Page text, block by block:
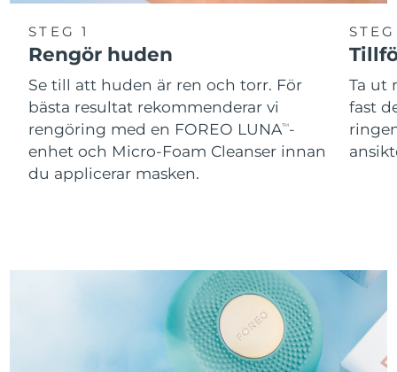
STEG 1
Rengör huden
Se till att huden är ren och torr. För
bästa resultat rekommenderar vi
rengöring med en FOREO LUNATM-
enhet och Micro-Foam Cleanser innan
du applicerar masken.
Ta ut
fast